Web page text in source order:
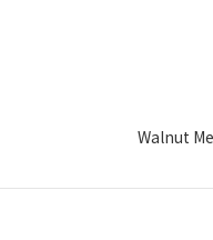
Walnut